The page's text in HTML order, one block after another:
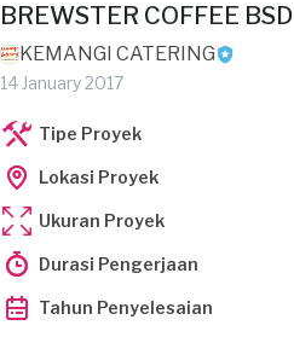
BREWSTER COFFEE BSD
KEMANGI CATERING
14 January 2017
Tipe Proyek
Lokasi Proyek
Ukuran Proyek
Durasi Pengerjaan
Tahun Penyelesaian